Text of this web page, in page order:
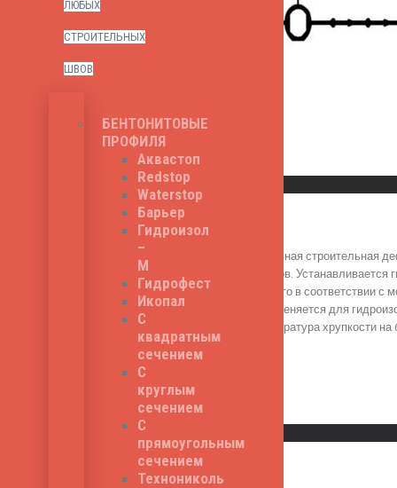
ЛЮБЫХ
СТРОИТЕЛЬНЫХ
ШВОВ
БЕНТОНИТОВЫЕ
ПРОФИЛЯ
Аквастоп
Redstop
Waterstop
Барьер
Гидроизол
–
М
Гидрофест
Икопал
С
квадратным
сечением
С
круглым
сечением
С
прямоугольным
сечением
Технониколь
Read More
Быстрый просмотр
Зика О-32
Зика О-32 - специальная строительная
деформационных швов.
осуществляется строго в соответствии
России. Серия O применяется для
О-32 - 320 мм, температура хрупкости
880₽
Read More
Зика Forte-24